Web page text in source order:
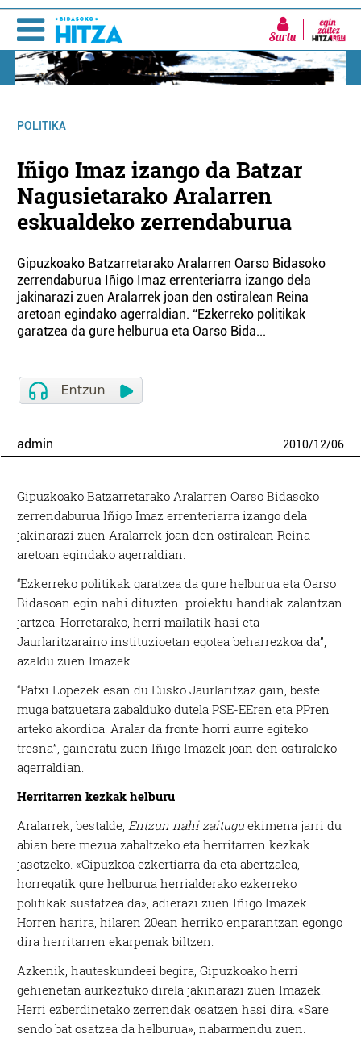
Sartu
POLITIKA
Iñigo Imaz izango da Batzar
Nagusietarako Aralarren
eskualdeko zerrendaburua
Gipuzkoako Batzarretarako Aralarren Oarso Bidasoko
zerrendaburua Iñigo Imaz errenteriarra izango dela
jakinarazi zuen Aralarrek joan den ostiralean Reina
aretoan egindako agerraldian. “Ezkerreko politikak
garatzea da gure helburua eta Oarso Bida...
admin 2010/12/06
Gipuzkoako Batzarretarako Aralarren Oarso Bidasoko
zerrendaburua Iñigo Imaz errenteriarra izango dela
jakinarazi zuen Aralarrek joan den ostiralean Reina
aretoan egindako agerraldian.
“Ezkerreko politikak garatzea da gure helburua eta Oarso
Bidasoan egin nahi dituzten proiektu handiak zalantzan
jartzea. Horretarako, herri mailatik hasi eta
Jaurlaritzaraino instituzioetan egotea beharrezkoa da”,
azaldu zuen Imazek.
“Patxi Lopezek esan du Eusko Jaurlaritzaz gain, beste
muga batzuetara zabalduko dutela PSE-EEren eta PPren
arteko akordioa. Aralar da fronte horri aurre egiteko
tresna”, gaineratu zuen Iñigo Imazek joan den ostiraleko
agerraldian.
Herritarren kezkak helburu
Aralarrek, bestalde, Entzun nahi zaituguekimena jarri du
abian bere mezua zabaltzeko eta herritarren kezkak
jasotzeko. «Gipuzkoa ezkertiarra da eta abertzalea,
horregatik gure helburua herrialderako ezkerreko
politikak sustatzea da», adierazi zuen Iñigo Imazek.
Horren harira, hilaren 20ean herriko enparantzan egongo
dira herritarren ekarpenak biltzen.
Azkenik, hauteskundeei begira, Gipuzkoako herri
gehienetan aurkeztuko direla jakinarazi zuen Imazek.
Herri ezberdinetako zerrendak osatzen hasi dira. «Sare
sendo bat osatzea da helburua», nabarmendu zuen.